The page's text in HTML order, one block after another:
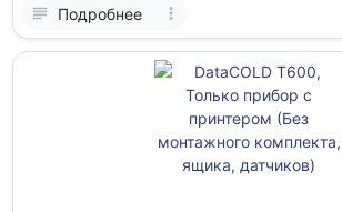
Подробнее